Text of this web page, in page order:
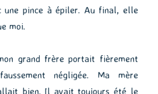
une pince à épiler. Au final, elle
moi.
grand frère portait fièrement
négligée. Ma mère
bien. Il avait toujours été le